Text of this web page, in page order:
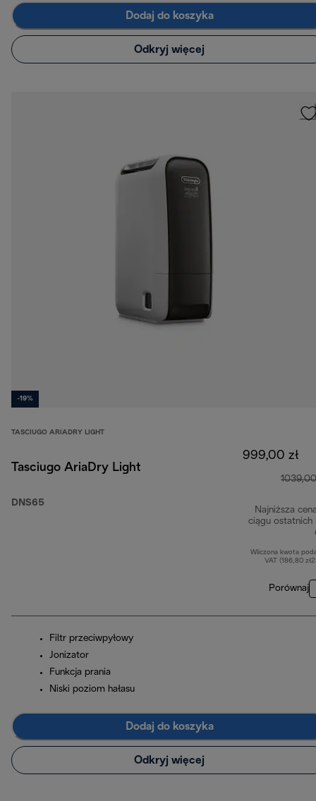
Dodaj do koszyka
Odkryj więcej
-19%
TASCIUGO ARIADRY LIGHT
Tasciugo AriaDry Light
DNS65
999,00 zł
Najniższa
ciągu ostatnich
Wliczona kwota
VAT (186,80
Porównaj
Filtr przeciwpyłowy
Jonizator
Funkcja prania
Niski poziom hałasu
Dodaj do koszyka
Odkryj więcej